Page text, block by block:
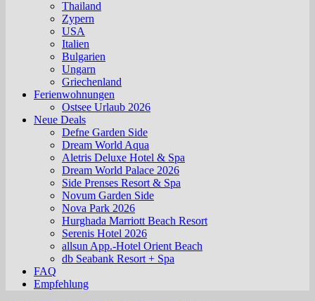
Thailand
Zypern
USA
Italien
Bulgarien
Ungarn
Griechenland
Ferienwohnungen
Ostsee Urlaub 2026
Neue Deals
Defne Garden Side
Dream World Aqua
Aletris Deluxe Hotel & Spa
Dream World Palace 2026
Side Prenses Resort & Spa
Novum Garden Side
Nova Park 2026
Hurghada Marriott Beach Resort
Serenis Hotel 2026
allsun App.-Hotel Orient Beach
db Seabank Resort + Spa
FAQ
Empfehlung